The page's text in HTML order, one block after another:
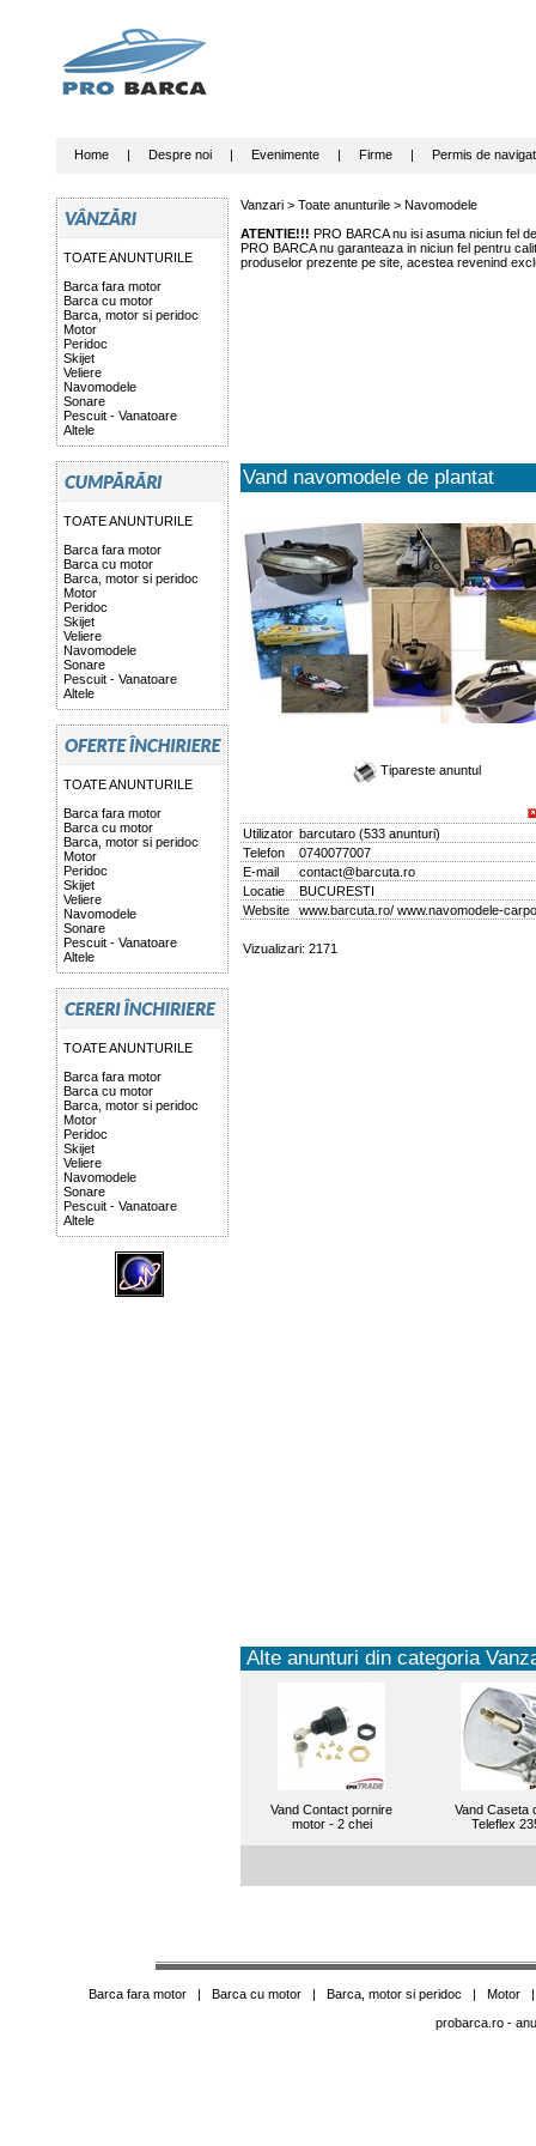
Home| Despre noi| Evenimente| Firme| Permis de
TOATE ANUNTURILE
Barca fara motor
Barca cu motor
Barca, motor si peridoc
Motor
Peridoc
Skijet
Veliere
Navomodele
Sonare
Pescuit - Vanatoare
Altele
TOATE ANUNTURILE
Barca fara motor
Barca cu motor
Barca, motor si peridoc
Motor
Peridoc
Skijet
Veliere
Navomodele
Sonare
Pescuit - Vanatoare
Altele
TOATE ANUNTURILE
Barca fara motor
Barca cu motor
Barca, motor si peridoc
Motor
Peridoc
Skijet
Veliere
Navomodele
Sonare
Pescuit - Vanatoare
Altele
TOATE ANUNTURILE
Barca fara motor
Barca cu motor
Barca, motor si peridoc
Motor
Peridoc
Skijet
Veliere
Navomodele
Sonare
Pescuit - Vanatoare
Altele
Vanzari > Toate anunturile> Navomodele
ATENTIE!!! PRO BARCA nu isi asuma niciun fel
PRO BARCA nu garanteaza in niciun fel pentru
produselor prezente pe site, acestea revenind
Vand navomodele de plantat
Tipareste anuntul
Utilizator barcutaro(533 anunturi)
Telefon
0740077007
E-mail
contact@barcuta.ro
Locatie
BUCURESTI
Website
www.barcuta.ro/ www.navomodele-
Vizualizari: 2171
Alte anunturi din categoria
Vand Contact pornire
motor - 2 chei
Vand Caseta
Teleflex
Barca fara motor| Barca cu motor| Barca, motor si peridoc | Motor
probarca.ro-